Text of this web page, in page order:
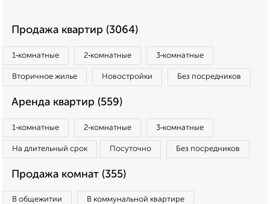
Продажа квартир (3064)
1‑комнатные 2‑комнатные 3‑комнатные
Вторичное жилье Новостройки Без посредников
Аренда квартир (559)
1‑комнатные 2‑комнатные 3‑комнатные
На длительный срок Посуточно Без посредников
Продажа комнат (355)
В общежитии В коммунальной квартире